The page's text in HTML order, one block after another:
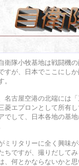
衛隊小牧基地は戦闘機
すが、日本でここにし
。
名古屋空港の北端には
菱エプロンとして所有
でして、日本各地の基
ミリタリーに全く興味
ちですが、撮りだして
、何とかならないかと